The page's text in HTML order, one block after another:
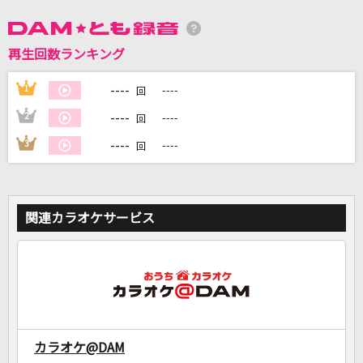
DAMに会員登録・ログインして
自宅でカラオケ歌い放題！
再生回数ランキング
1 ---- 回 ----
2 ---- 回 ----
3 ---- 回 ----
関連カラオケサービス
カラオケ@DAM